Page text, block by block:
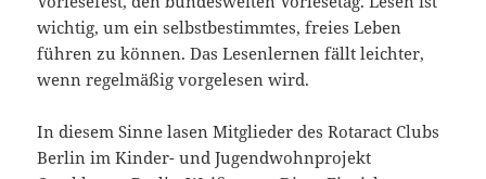
wichtig, um ein selbstbestimmtes, freies Leben
führen zu können. Das Lesenlernen fällt leichter,
wenn regelmäßig vorgelesen wird.
In diesem Sinne lasen Mitglieder des Rotaract Clubs
Berlin im Kinder- und Jugendwohnprojekt